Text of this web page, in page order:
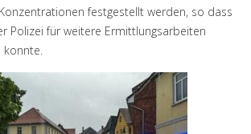
festgestellt werden, so dass
Polizei für weitere Ermittlungsarbeiten
konnte.